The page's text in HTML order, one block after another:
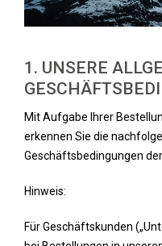
1. UNSERE
Mit Aufgabe Ihrer
erkennen Sie die
Geschäftsbedingungen der
Hinweis:
Für Geschäftskunden